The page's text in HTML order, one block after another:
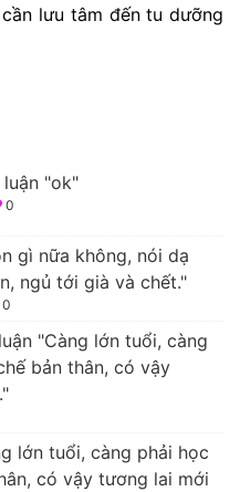
lưu tâm đến tu dưỡng
luận "ok"
0
gì nữa không, nói dạ
ngủ tới già và chết."
0
"Càng lớn tuổi, càng
bản thân, có vậy
lớn tuổi, càng phải học
có vậy tương lai mới